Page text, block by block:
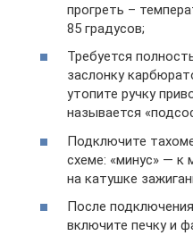
прогреть –
85 градусов;
Требуется
заслонку
утопите ручку
называется
Подключите
схеме: «минус» — к
на катушке
После
включите печку и